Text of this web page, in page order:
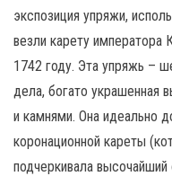
экспозиция упряжи,
везли карету императора
1742 году. Эта упряжь –
дела, богато украшенная
и камнями. Она идеально
коронационной кареты
подчеркивала высочайший